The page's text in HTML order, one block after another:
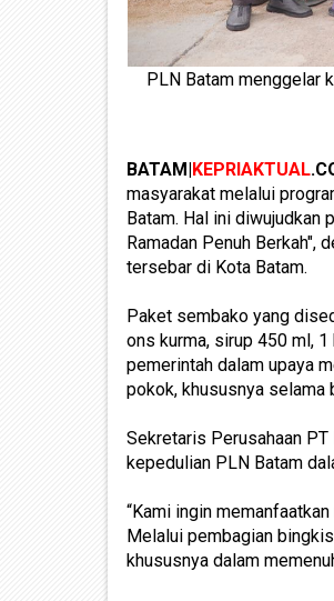
PLN Batam menggelar
BATAM|KEPRIAKTUAL
masyarakat melalui
Batam. Hal ini diwujudkan
Ramadan Penuh Berkah",
tersebar di Kota Batam.
Paket sembako yang
ons kurma, sirup 450 ml,
pemerintah dalam upaya
pokok, khususnya selama
Sekretaris Perusahaan
kepedulian PLN Batam
“Kami ingin
Melalui pembagian
khususnya dalam